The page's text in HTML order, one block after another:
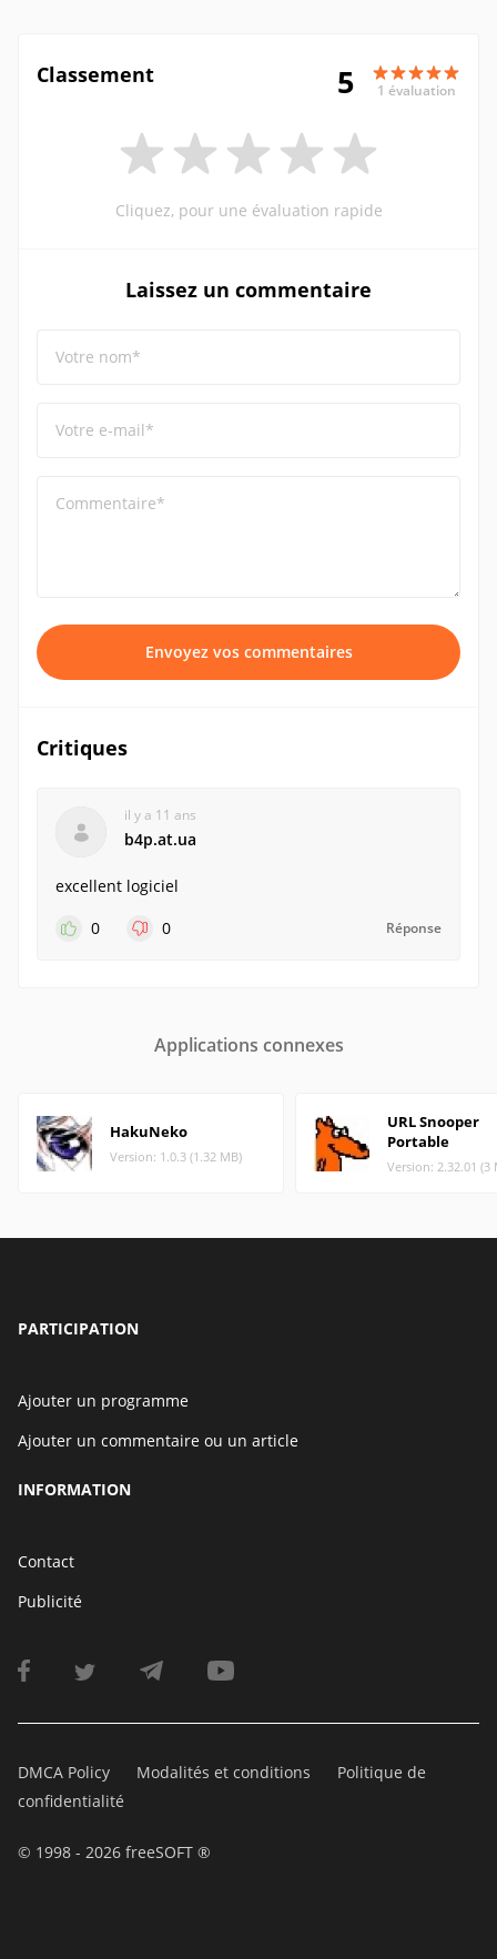
Classement 5 1 évaluation
Cliquez, pour une évaluation rapide
Laissez un commentaire
Votre nom*
Votre e-mail*
Commentaire*
Envoyez vos commentaires
Critiques
il y a 11 ans
b4p.at.ua
excellent logiciel
0
0 Réponse
Applications connexes
HakuNeko
Version: 1.0.3 (1.32 MB)
URL Snooper
Portable
Version: 2.32.01 (3
PARTICIPATION
Ajouter un programme
Ajouter un commentaire ou un article
INFORMATION
Contact
Publicité
DMCA Policy Modalités et conditions
Politique de
confidentialité
© 1998 - 2026 freeSOFT ®